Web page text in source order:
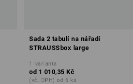
Sada 2 tabulí na nářadí
STRAUSSbox large
1 varianta
od 1 010,35 Kč
(vč. DPH) od 6 ks